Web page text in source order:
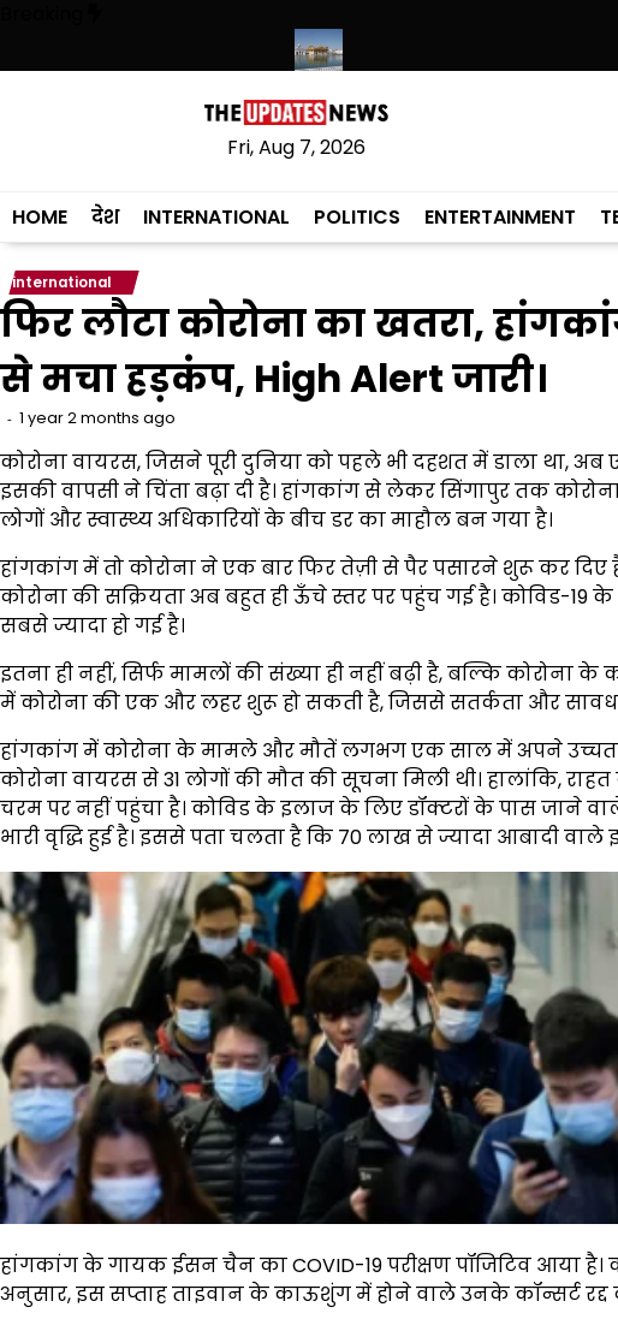
content
संस्कृत लागू करने का फैसला वापसश्री गुरु हरिकृष्ण साहिब जी के प्रकाश पर्व पर श्री
Fri, Aug 7, 2026
HOME देश INTERNATIONAL POLITICS ENTERTAINMENT
international
फिर लौटा कोरोना का खतरा,
से मचा हड़कंप, High Alert जारी।
1 year 2 months ago
कोरोना वायरस, जिसने पूरी दुनिया को पहले भी दहशत में डाला था,
इसकी वापसी ने चिंता बढ़ा दी है। हांगकांग से लेकर सिंगापुर तक
लोगों और स्वास्थ्य अधिकारियों के बीच डर का माहौल बन गया है।
हांगकांग में तो कोरोना ने एक बार फिर तेज़ी से पैर पसारने शुरू कर दिए
कोरोना की सक्रियता अब बहुत ही ऊँचे स्तर पर पहुंच गई है। कोविड-
सबसे ज्यादा हो गई है।
इतना ही नहीं, सिर्फ मामलों की संख्या ही नहीं बढ़ी है, बल्कि कोरोना के
में कोरोना की एक और लहर शुरू हो सकती है, जिससे सतर्कता और
हांगकांग में कोरोना के मामले और मौतें लगभग एक साल में अपने
कोरोना वायरस से 31 लोगों की मौत की सूचना मिली थी। हालांकि,
चरम पर नहीं पहुंचा है। कोविड के इलाज के लिए डॉक्टरों के पास जाने
भारी वृद्धि हुई है। इससे पता चलता है कि 70 लाख से ज्यादा आबादी
हांगकांग के गायक ईसन चैन का COVID-19 परीक्षण पॉजिटिव आया
अनुसार, इस सप्ताह ताइवान के काऊशुंग में होने वाले उनके कॉन्सर्ट रद्द